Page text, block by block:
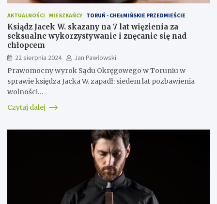
AKTUALNOŚCI MIESZKAŃCY TORUŃ - CHEŁMIŃSKIE PRZEDMIEŚCIE
Ksiądz Jacek W. skazany na 7 lat więzienia za
seksualne wykorzystywanie i znęcanie się nad
chłopcem
22 sierpnia 2024
Jan Pawłowski
Prawomocny wyrok Sądu Okręgowego w Toruniu w
sprawie księdza Jacka W. zapadł: siedem lat pozbawienia
wolności…
Czytaj dalej